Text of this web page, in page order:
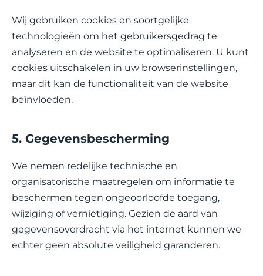
Wij gebruiken cookies en soortgelijke
technologieën om het gebruikersgedrag te
analyseren en de website te optimaliseren. U kunt
cookies uitschakelen in uw browserinstellingen,
maar dit kan de functionaliteit van de website
beïnvloeden.
5. Gegevensbescherming
We nemen redelijke technische en
organisatorische maatregelen om informatie te
beschermen tegen ongeoorloofde toegang,
wijziging of vernietiging. Gezien de aard van
gegevensoverdracht via het internet kunnen we
echter geen absolute veiligheid garanderen.